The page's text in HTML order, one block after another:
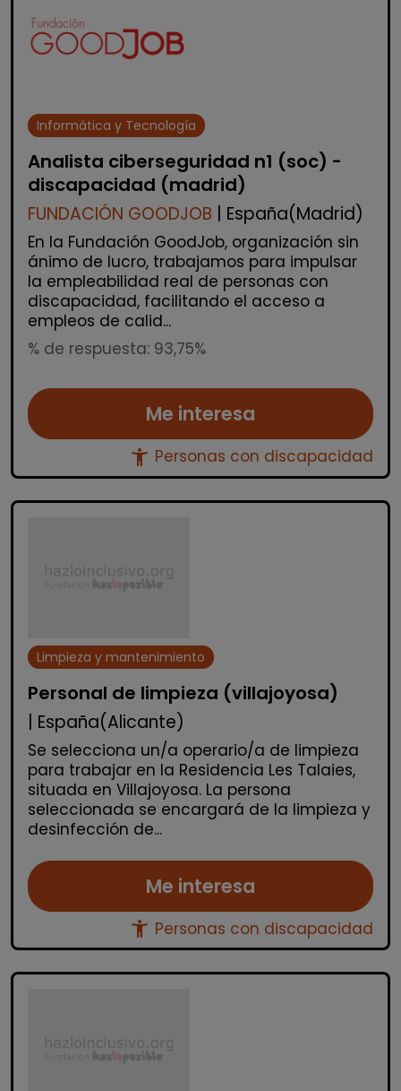
Informática y Tecnología
Analista ciberseguridad n1 (soc) -
discapacidad (madrid)
FUNDACIÓN GOODJOB | España(Madrid)
En la Fundación GoodJob, organización sin
ánimo de lucro, trabajamos para impulsar
la empleabilidad real de personas con
discapacidad, facilitando el acceso a
empleos de calid...
% de respuesta: 93,75%
Me interesa
accessibility_new Personas con discapacidad
Limpieza y mantenimiento
Personal de limpieza (villajoyosa)
| España(Alicante)
Se selecciona un/a operario/a de limpieza
para trabajar en la Residencia Les Talaies,
situada en Villajoyosa. La persona
seleccionada se encargará de la limpieza y
desinfección de...
Me interesa
accessibility_new Personas con discapacidad